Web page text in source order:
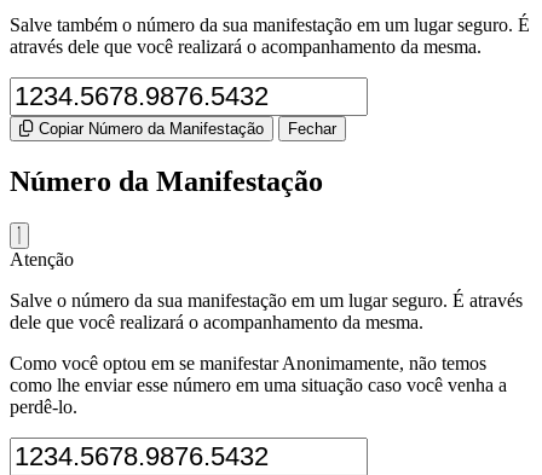
Salve também o número da sua manifestação em um lugar seguro. É
através dele que você realizará o acompanhamento da mesma.
Copiar Número da Manifestação Fechar
Número da Manifestação
Atenção
Salve o número da sua manifestação em um lugar seguro. É através
dele que você realizará o acompanhamento da mesma.
Como você optou em se manifestar Anonimamente, não temos
como lhe enviar esse número em uma situação caso você venha a
perdê-lo.